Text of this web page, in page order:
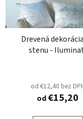
Drevená
stenu -
od €12,40 bez
od€15,20